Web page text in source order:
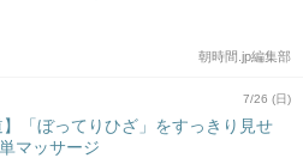
朝時間.jp編集部
7/26 (日)
】「ぼってりひざ」をすっきり見せ
マッサージ